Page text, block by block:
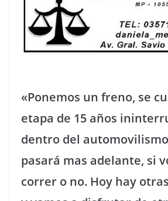
«Ponemos un freno, se
etapa de 15 años
dentro del
pasará mas adelante, si
correr o no. Hoy hay